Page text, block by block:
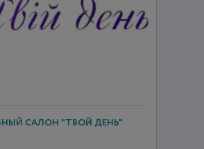
САЛОН "ТВОЙ ДЕНЬ"